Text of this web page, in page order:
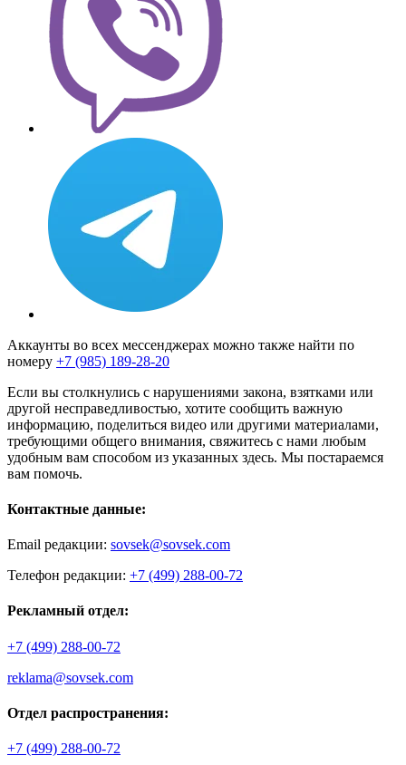
Аккаунты во всех мессенджерах можно также найти по
номеру +7 (985) 189-28-20
Если вы столкнулись с нарушениями закона, взятками или
другой несправедливостью, хотите сообщить важную
информацию, поделиться видео или другими материалами,
требующими общего внимания, свяжитесь с нами любым
удобным вам способом из указанных здесь. Мы постараемся
вам помочь.
Контактные данные:
Email редакции: sovsek@sovsek.com
Телефон редакции: +7 (499) 288-00-72
Рекламный отдел:
+7 (499) 288-00-72
reklama@sovsek.com
Отдел распространения:
+7 (499) 288-00-72